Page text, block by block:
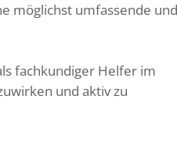
möglichst umfassende
fachkundiger Helfer im
und aktiv zu